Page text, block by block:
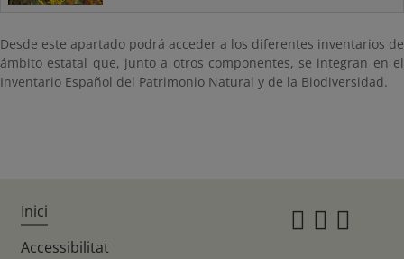
Desde este apartado podrá acceder a los diferentes inventarios de
ámbito estatal que, junto a otros componentes, se integran en el
Inventario Español del Patrimonio Natural y de la Biodiversidad.
Inici
Accessibilitat